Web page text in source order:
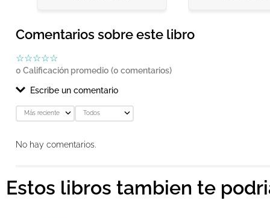
Comentarios sobre este libro
☆☆☆☆☆
0 Calificación promedio (0 comentarios)
Escribe un comentario
Agregar comentario
Más reciente Todos
No hay comentarios.
Estos libros tambien te